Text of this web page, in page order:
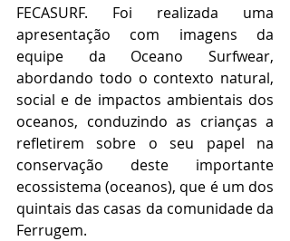
FECASURF. Foi realizada uma
apresentação com imagens da
equipe da Oceano Surfwear,
abordando todo o contexto natural,
social e de impactos ambientais dos
oceanos, conduzindo as crianças a
refletirem sobre o seu papel na
conservação deste importante
ecossistema (oceanos), que é um dos
quintais das casas da comunidade da
Ferrugem.